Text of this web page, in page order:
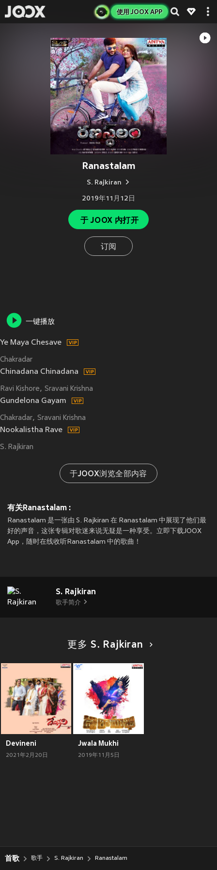
使用 JOOX APP
Ranastalam
S. Rajkiran
2019年11月12日
于 JOOX 内打开
订阅
一键播放
Ye Maya Chesave
Chakradar
Chinadana Chinadana
Ravi Kishore Sravani Krishna
Gundelona Gayam
Chakradar Sravani Krishna
Nookalistha Rave
S. Rajkiran
于JOOX浏览全部内容
有关Ranastalam :
Ranastalam 是一张由 S. Rajkiran 在 Ranastalam 中展现了他们最
好的声音，这张专辑对歌迷来说无疑是一种享受。立即下载JOOX
App，随时在线收听Ranastalam 中的歌曲！
S. Rajkiran
歌手简介
更多 S. Rajkiran
Devineni
2021年2月20日
Jwala Mukhi
2019年11月5日
首歌 歌手 S. Rajkiran Ranastalam